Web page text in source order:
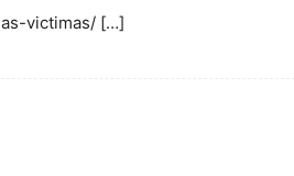
victimas/ […]